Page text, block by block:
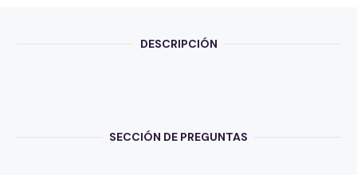
DESCRIPCIÓN
SECCIÓN DE PREGUNTAS